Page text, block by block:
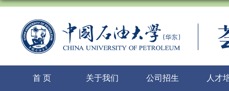
首 页 关于我们 公司招生 人才